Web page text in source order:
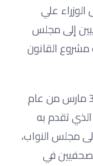
تقدم رئيس الوزراء علي
إلى مجلس
القانون
تأسست نقابة الصحفيين المصريين في 31 مارس من عام
1941 بصدور القانون رقم 10 لسنة 1941 الذي تقدم به
مجلس النواب،
في